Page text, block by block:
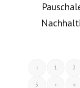
‹ 1 2
5 › »